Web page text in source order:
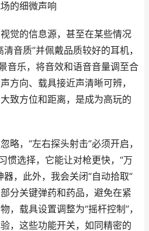
的细微声响
觉的信息源，甚至在某些情况
音质”并佩戴品质较好的耳机，
音乐，将音效和语音音量调至合
方向、载具接近声清晰可辨，
致方位和距离，是成为高玩的
略，“左右探头射击”必须开启，
惯选择，它能让对枪更快，“万
，此外，我会关闭“自动拾取”
分关键弹药和药品，避免在紧
，载具设置调整为“摇杆控制”，
，这些功能开关，如同精密的